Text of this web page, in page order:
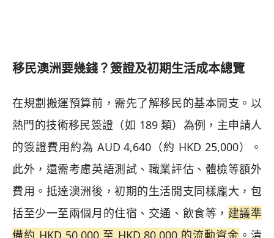
移民澳洲要幾錢？簽證及初期生活成本總覽
在規劃搬運預算前，需先了解移民的基本開支。以
熱門的技術移民簽證（如 189 類）為例，主申請人
的簽證費用約為 AUD 4,640（約 HKD 25,000）。
此外，還需考慮英語測試、職業評估、體檢等額外
費用。抵達澳洲後，初期的生活開支同樣龐大，包
括至少一至兩個月的住宿、交通、飲食等， 建議準
備約 HKD 50,000 至 HKD 80,000 的流動資金 。清